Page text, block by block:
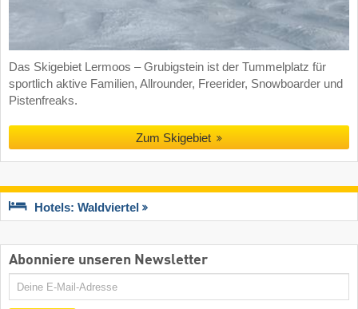
Das Skigebiet Lermoos – Grubigstein ist der Tummelplatz für
sportlich aktive Familien, Allrounder, Freerider, Snowboarder und
Pistenfreaks.
Zum Skigebiet
Hotels: Waldviertel
Abonniere unseren Newsletter
E-